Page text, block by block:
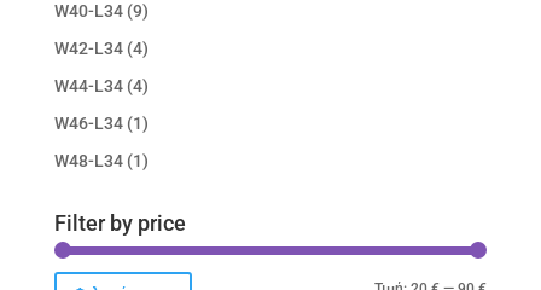
W40-L34 (9)
W42-L34 (4)
W44-L34 (4)
W46-L34 (1)
W48-L34 (1)
Filter by price